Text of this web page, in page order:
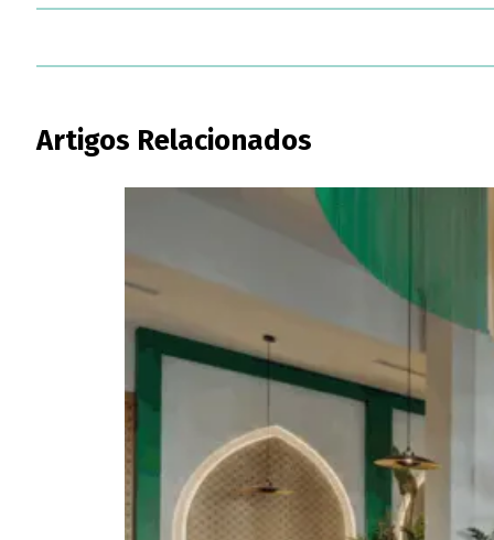
Artigos Relacionados